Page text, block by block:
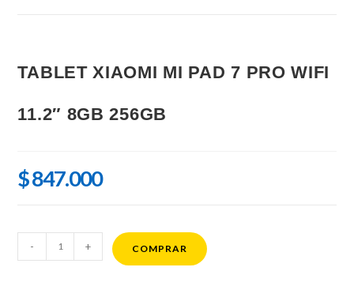
TABLET XIAOMI MI PAD 7 PRO WIFI
11.2″ 8GB 256GB
$847.000
XIAOMI
- + COMPRAR